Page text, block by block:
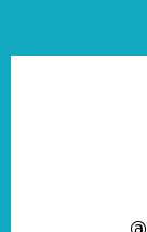
@